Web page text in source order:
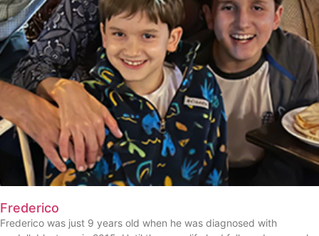
Frederico
Frederico was just 9 years old when he was diagnosed with